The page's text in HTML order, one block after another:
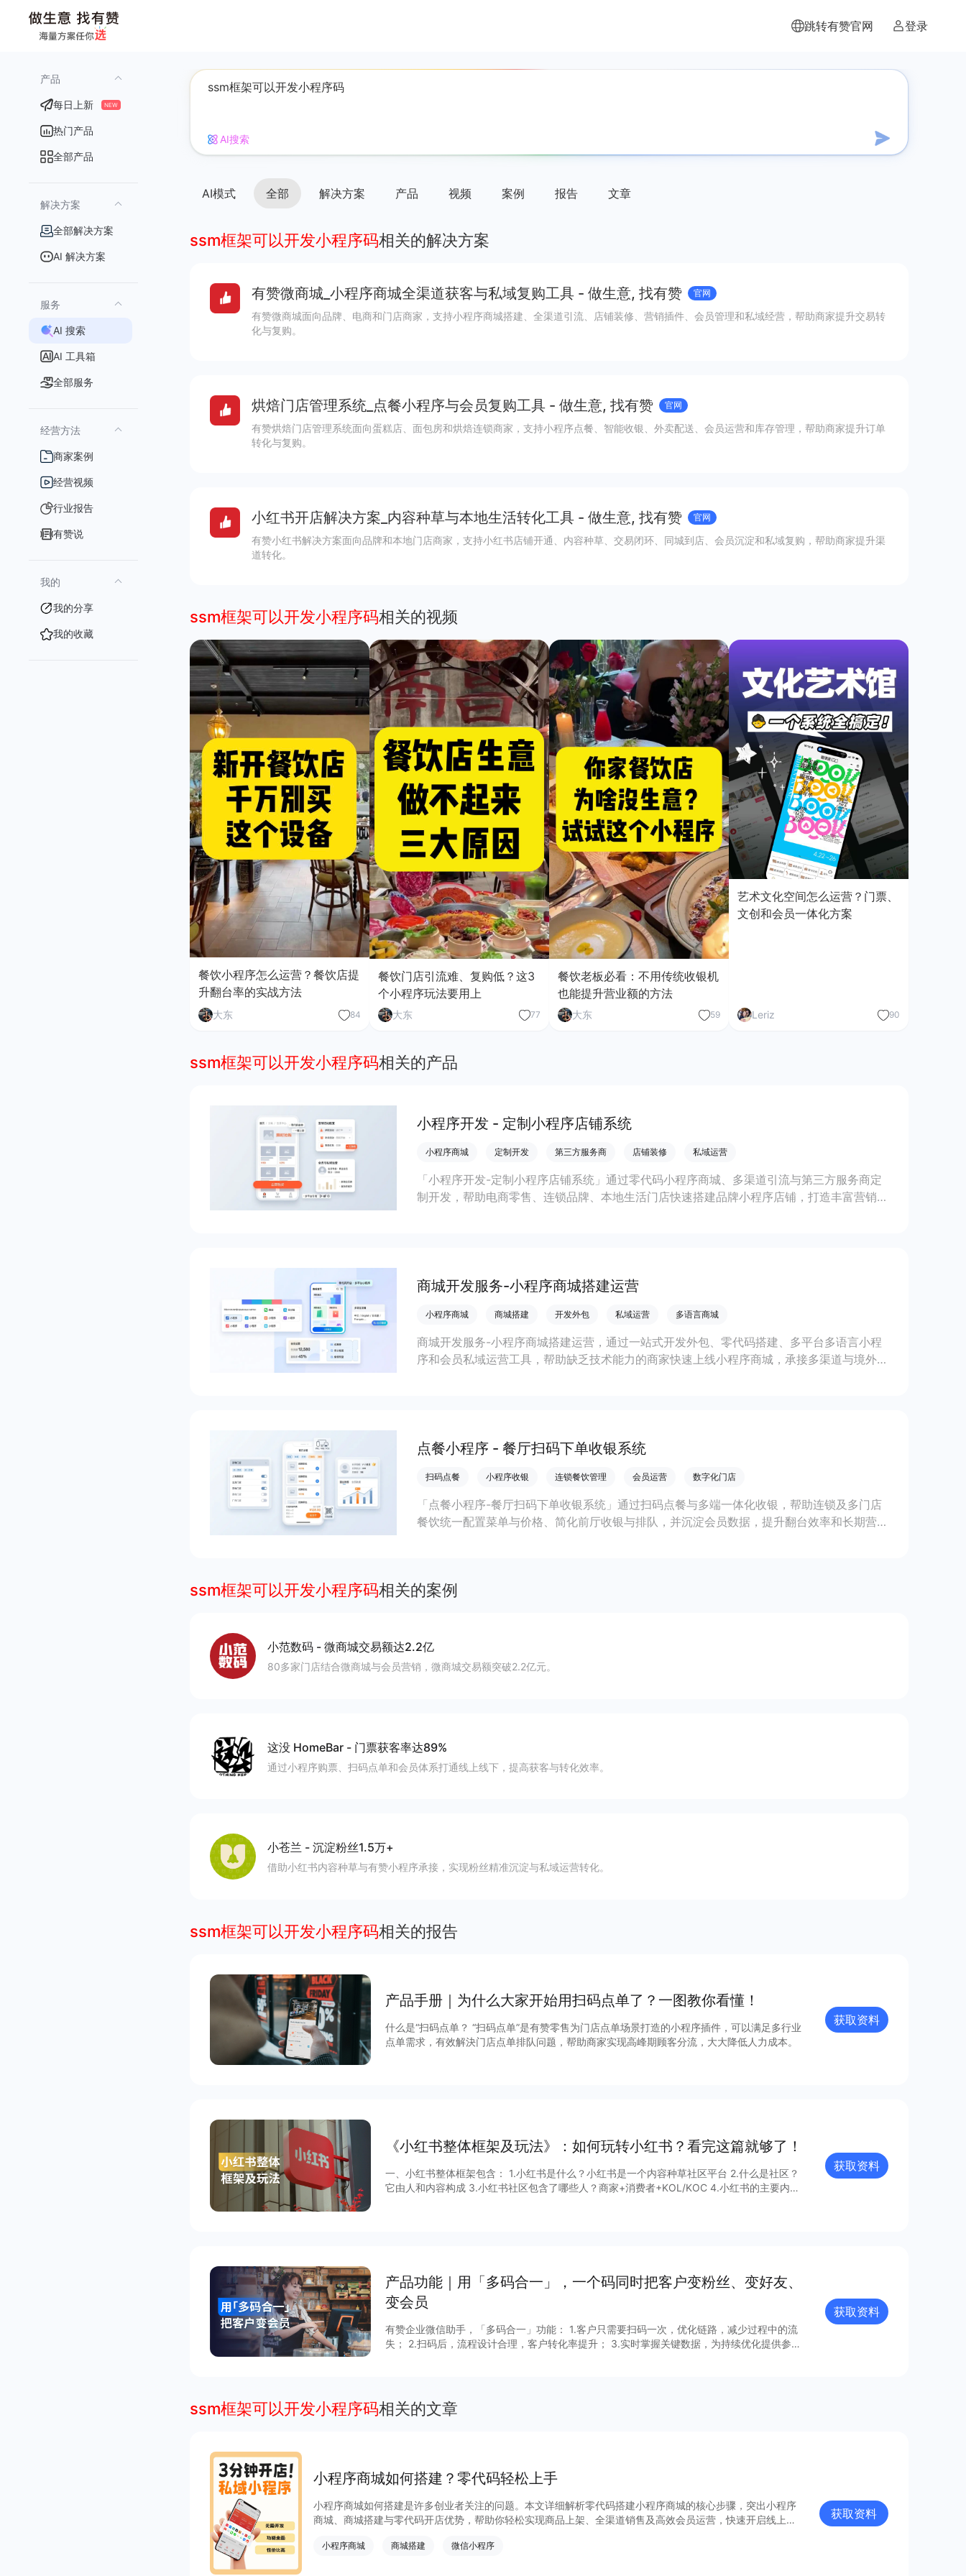
跳转有赞官网 登录
产品
每日上新 NEW
热门产品
全部产品
解决方案
全部解决方案
AI 解决方案
服务
AI 搜索
AI 工具箱
全部服务
经营方法
商家案例
经营视频
行业报告
有赞说
我的
我的分享
我的收藏
AI搜索
AI模式 全部 解决方案 产品 视频 案例 报告 文章
ssm框架可以开发小程序码相关的解决方案
有赞微商城_小程序商城全渠道获客与私域复购工具 - 做生意, 找有赞 官网
有赞微商城面向品牌、电商和门店商家，支持小程序商城搭建、全渠道引流、店铺装修、营销插件、会员管理和私域经营，帮助商家提升交易转
化与复购。
烘焙门店管理系统_点餐小程序与会员复购工具 - 做生意, 找有赞 官网
有赞烘焙门店管理系统面向蛋糕店、面包房和烘焙连锁商家，支持小程序点餐、智能收银、外卖配送、会员运营和库存管理，帮助商家提升订单
转化与复购。
小红书开店解决方案_内容种草与本地生活转化工具 - 做生意, 找有赞 官网
有赞小红书解决方案面向品牌和本地门店商家，支持小红书店铺开通、内容种草、交易闭环、同城到店、会员沉淀和私域复购，帮助商家提升渠
道转化。
ssm框架可以开发小程序码相关的视频
餐饮小程序怎么运营？餐饮店提
升翻台率的实战方法
大东 84
餐饮门店引流难、复购低？这3
个小程序玩法要用上
大东 77
餐饮老板必看：不用传统收银机
也能提升营业额的方法
大东 59
艺术文化空间怎么运营？门票、
文创和会员一体化方案
Leriz 90
ssm框架可以开发小程序码相关的产品
小程序开发 - 定制小程序店铺系统
小程序商城 定制开发 第三方服务商 店铺装修 私域运营
「小程序开发-定制小程序店铺系统」通过零代码小程序商城、多渠道引流与第三方服务商定
制开发，帮助电商零售、连锁品牌、本地生活门店快速搭建品牌小程序店铺，打造丰富营销与
商城开发服务-小程序商城搭建运营
小程序商城 商城搭建 开发外包 私域运营 多语言商城
商城开发服务-小程序商城搭建运营，通过一站式开发外包、零代码搭建、多平台多语言小程
序和会员私域运营工具，帮助缺乏技术能力的商家快速上线小程序商城，承接多渠道与境外客
点餐小程序 - 餐厅扫码下单收银系统
扫码点餐 小程序收银 连锁餐饮管理 会员运营 数字化门店
「点餐小程序-餐厅扫码下单收银系统」通过扫码点餐与多端一体化收银，帮助连锁及多门店
餐饮统一配置菜单与价格、简化前厅收银与排队，并沉淀会员数据，提升翻台效率和长期营
ssm框架可以开发小程序码相关的案例
小范数码 - 微商城交易额达2.2亿
80多家门店结合微商城与会员营销，微商城交易额突破2.2亿元。
这没 HomeBar - 门票获客率达89%
通过小程序购票、扫码点单和会员体系打通线上线下，提高获客与转化效率。
小苍兰 - 沉淀粉丝1.5万+
借助小红书内容种草与有赞小程序承接，实现粉丝精准沉淀与私域运营转化。
ssm框架可以开发小程序码相关的报告
产品手册｜为什么大家开始用扫码点单了？一图教你看懂！
什么是“扫码点单？ “扫码点单”是有赞零售为门店点单场景打造的小程序插件，可以满足多行业
点单需求，有效解決门店点单排队问题，帮助商家实现高峰期顾客分流，大大降低人力成本。
获取资料
《小红书整体框架及玩法》：如何玩转小红书？看完这篇就够了！
一、小红书整体框架包含： 1.小红书是什么？小红书是一个内容种草社区平台 2.什么是社区？
它由人和内容构成 3.小红书社区包含了哪些人？商家+消费者+KOL/KOC 4.小红书的主要内容
获取资料
产品功能｜用「多码合一」，一个码同时把客户变粉丝、变好友、
变会员
有赞企业微信助手，「多码合一」功能： 1.客户只需要扫码一次，优化链路，减少过程中的流
失； 2.扫码后，流程设计合理，客户转化率提升； 3.实时掌握关键数据，为持续优化提供参
获取资料
ssm框架可以开发小程序码相关的文章
小程序商城如何搭建？零代码轻松上手
小程序商城如何搭建是许多创业者关注的问题。本文详细解析零代码搭建小程序商城的核心步骤，突出小程序
商城、商城搭建与零代码开店优势，帮助你轻松实现商品上架、全渠道销售及高效会员运营，快速开启线上卖
小程序商城 商城搭建 微信小程序
获取资料